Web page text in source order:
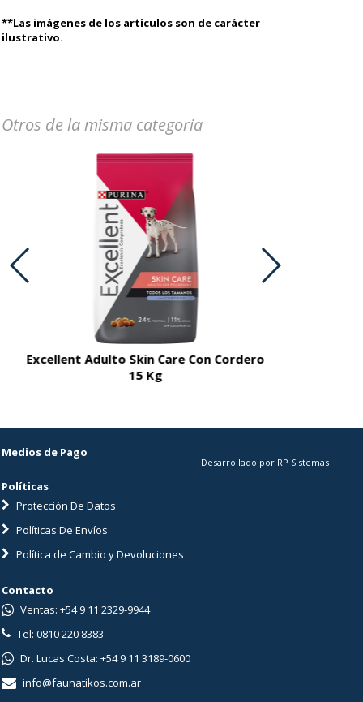
**Las imágenes de los artículos son de carácter
ilustrativo.
Otros de la misma categoria
Excellent Adulto Skin Care Con Cordero
15 Kg
Medios de Pago
Políticas
Protección De Datos
Políticas De Envíos
Política de Cambio y Devoluciones
Desarrollado por RP Sistemas
Contacto
Ventas: +54 9 11 2329-9944
Tel: 0810 220 8383
Dr. Lucas Costa: +54 9 11 3189-0600
info@faunatikos.com.ar